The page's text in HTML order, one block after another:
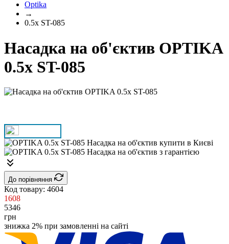
Optika
→
0.5x ST-085
Насадка на об'єктив OPTIKA
0.5x ST-085
До порівняння
Код товару: 4604
1608
5346
грн
знижка 2% при замовленні на сайті